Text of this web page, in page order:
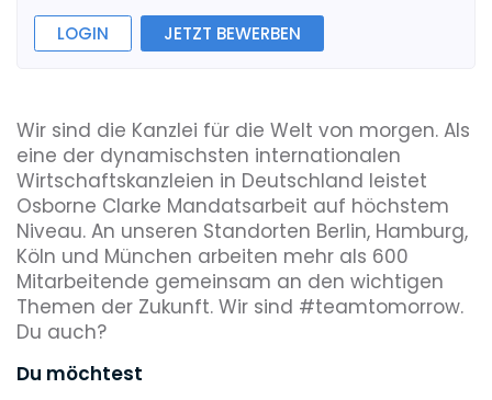
LOGIN JETZT BEWERBEN
Wir sind die Kanzlei für die Welt von morgen. Als
eine der dynamischsten internationalen
Wirtschaftskanzleien in Deutschland leistet
Osborne Clarke Mandatsarbeit auf höchstem
Niveau. An unseren Standorten Berlin, Hamburg,
Köln und München arbeiten mehr als 600
Mitarbeitende gemeinsam an den wichtigen
Themen der Zukunft. Wir sind #teamtomorrow.
Du auch?
Du möchtest